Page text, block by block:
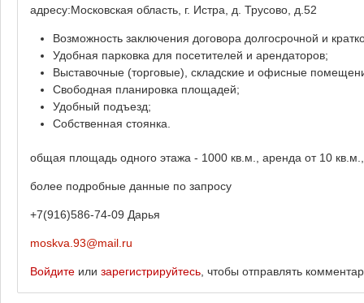
адресу:Московская область, г. Истра, д. Трусово, д.52
Возможность заключения договора долгосрочной и
Удобная парковка для посетителей и арендаторов;
Выставочные (торговые), складские и офисные
Свободная планировка площадей;
Удобный подъезд;
Собственная стоянка.
общая площадь одного этажа - 1000 кв.м., аренда от 10
более подробные данные по запросу
+7(916)586-74-09 Дарья
moskva.93@mail.ru
Войдите или зарегистрируйтесь , чтобы отправлять